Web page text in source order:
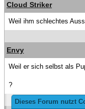
Dieses Forum nutzt
Cloud Striker
Weil ihm schlechtes
Envy
Weil er sich selbst als
?